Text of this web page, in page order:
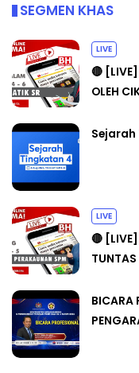
SEGMEN KHAS
LIVE
🔴
OLEH
LIVE
🔴 [LIVE]
TUNTAS
BICARA